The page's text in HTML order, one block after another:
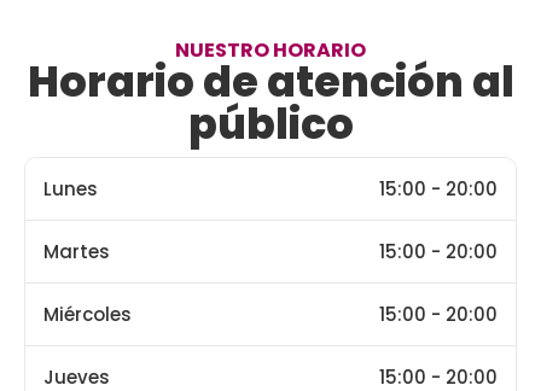
NUESTRO HORARIO
Horario de atención al
público
Lunes 15:00 - 20:00
Martes 15:00 - 20:00
Miércoles 15:00 - 20:00
Jueves 15:00 - 20:00